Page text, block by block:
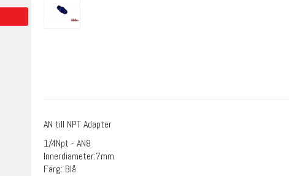
AN till NPT Adapter
1/4Npt - AN8
Innerdiameter:7mm
Färg: Blå